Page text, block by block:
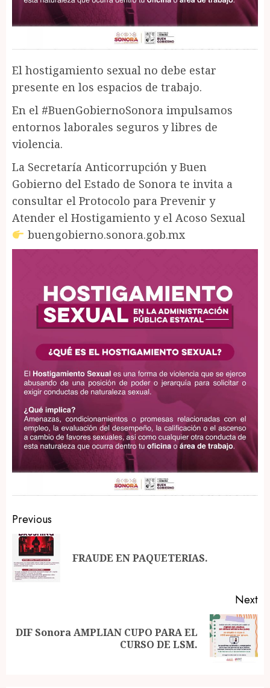
El hostigamiento sexual no debe estar
presente en los espacios de trabajo.
En el #BuenGobiernoSonora impulsamos
entornos laborales seguros y libres de
violencia.
La Secretaría Anticorrupción y Buen
Gobierno del Estado de Sonora te invita a
consultar el Protocolo para Prevenir y
Atender el Hostigamiento y el Acoso Sexual
buengobierno.sonora.gob.mx
Post
navigation
Previous
FRAUDE EN PAQUETERIAS.
Next
Next
DIF Sonora AMPLIAN CUPO PARA EL
CURSO DE LSM.